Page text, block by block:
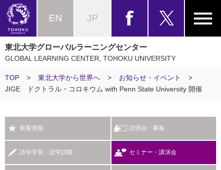
EN JP
東北大学グローバルラーニングセンター
GLOBAL LEARNING CENTER, TOHOKU UNIVERSITY
TOP > 東北大学から世界へ > お知らせ・イベント
>
JIGE ドクトラル・コロキウム with Penn State University 開催
新着情報 説明会・募集
語学学習・語学試験 セミナー・講演会